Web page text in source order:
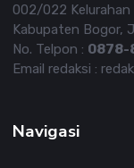
002/022 Kelurahan
Kabupaten Bogor,
No. Telpon : 0878-
Email redaksi :
Navigasi